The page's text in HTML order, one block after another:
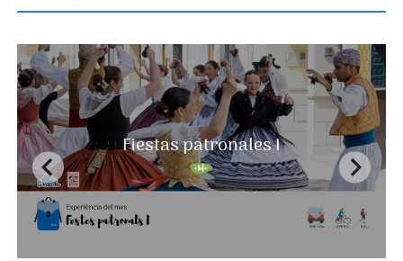
Fiestas patronales I